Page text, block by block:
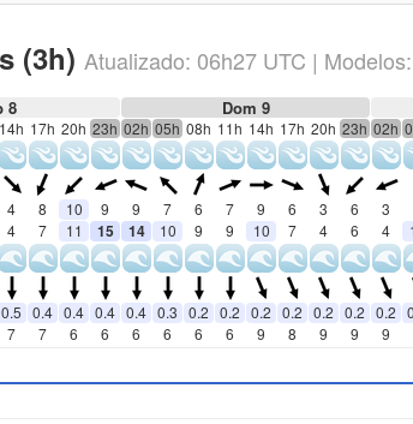
(3h) Atualizado: 06h27 UTC |
8 Dom 9
14h 17h 20h 23h 02h 05h 08h 11h 14h 17h 20h 23h 02h
4 8 10 9 9 7 6 7 9 6 3 6 3
4 7 11 15 14 10 9 9 10 7 4 6 4
0.5 0.4 0.4 0.4 0.4 0.3 0.2 0.2 0.2 0.2 0.2 0.2 0.2
7 7 6 6 6 6 6 6 9 8 9 9 9